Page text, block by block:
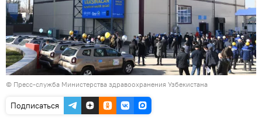
© Пресс-служба Министерства здравоохранения Узбекистана
Подписаться